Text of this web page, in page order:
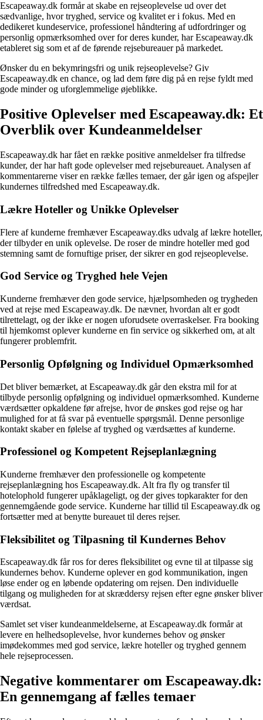
Escapeaway.dk formår at skabe en rejseoplevelse ud over det
sædvanlige, hvor tryghed, service og kvalitet er i fokus. Med en
dedikeret kundeservice, professionel håndtering af udfordringer og
personlig opmærksomhed over for deres kunder, har Escapeaway.dk
etableret sig som et af de førende rejsebureauer på markedet.
Ønsker du en bekymringsfri og unik rejseoplevelse? Giv
Escapeaway.dk en chance, og lad dem føre dig på en rejse fyldt med
gode minder og uforglemmelige øjeblikke.
Positive Oplevelser med Escapeaway.dk: Et
Overblik over Kundeanmeldelser
Escapeaway.dk har fået en række positive anmeldelser fra tilfredse
kunder, der har haft gode oplevelser med rejsebureauet. Analysen af
kommentarerne viser en række fælles temaer, der går igen og afspejler
kundernes tilfredshed med Escapeaway.dk.
Lækre Hoteller og Unikke Oplevelser
Flere af kunderne fremhæver Escapeaway.dks udvalg af lækre hoteller,
der tilbyder en unik oplevelse. De roser de mindre hoteller med god
stemning samt de fornuftige priser, der sikrer en god rejseoplevelse.
God Service og Tryghed hele Vejen
Kunderne fremhæver den gode service, hjælpsomheden og trygheden
ved at rejse med Escapeaway.dk. De nævner, hvordan alt er godt
tilrettelagt, og der ikke er nogen uforudsete overraskelser. Fra booking
til hjemkomst oplever kunderne en fin service og sikkerhed om, at alt
fungerer problemfrit.
Personlig Opfølgning og Individuel Opmærksomhed
Det bliver bemærket, at Escapeaway.dk går den ekstra mil for at
tilbyde personlig opfølgning og individuel opmærksomhed. Kunderne
værdsætter opkaldene før afrejse, hvor de ønskes god rejse og har
mulighed for at få svar på eventuelle spørgsmål. Denne personlige
kontakt skaber en følelse af tryghed og værdsættes af kunderne.
Professionel og Kompetent Rejseplanlægning
Kunderne fremhæver den professionelle og kompetente
rejseplanlægning hos Escapeaway.dk. Alt fra fly og transfer til
hotelophold fungerer upåklageligt, og der gives topkarakter for den
gennemgående gode service. Kunderne har tillid til Escapeaway.dk og
fortsætter med at benytte bureauet til deres rejser.
Fleksibilitet og Tilpasning til Kundernes Behov
Escapeaway.dk får ros for deres fleksibilitet og evne til at tilpasse sig
kundernes behov. Kunderne oplever en god kommunikation, ingen
løse ender og en løbende opdatering om rejsen. Den individuelle
tilgang og muligheden for at skræddersy rejsen efter egne ønsker bliver
værdsat.
Samlet set viser kundeanmeldelserne, at Escapeaway.dk formår at
levere en helhedsoplevelse, hvor kundernes behov og ønsker
imødekommes med god service, lækre hoteller og tryghed gennem
hele rejseprocessen.
Negative kommentarer om Escapeaway.dk:
En gennemgang af fælles temaer